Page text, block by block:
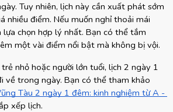
Tuy nhiên, lịch này cần xuất phát sớm
nhiều điểm. Nếu muốn nghỉ thoải mái
chọn hợp lý nhất. Bạn có thể tắm
một vài điểm nổi bật mà không bị vội.
nhỏ hoặc người lớn tuổi, lịch 2 ngày 1
về trong ngày. Bạn có thể tham khảo
Tàu 2 ngày 1 đêm: kinh nghiệm từ A -
xếp lịch.